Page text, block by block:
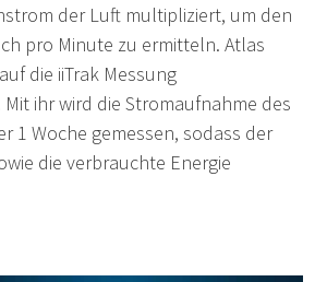
der Luft multipliziert, um den
pro Minute zu ermitteln. Atlas
die iiTrak Messung
ihr wird die Stromaufnahme des
1 Woche gemessen, sodass der
die verbrauchte Energie